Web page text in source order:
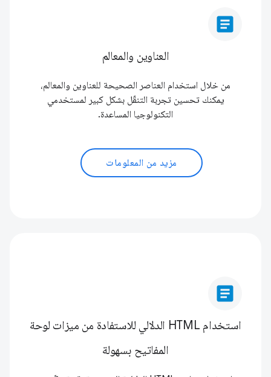
article
العناوين والمعالم
من خلال استخدام العناصر الصحيحة للعناوين والمعالم،
يمكنك تحسين تجربة التنقّل بشكل كبير لمستخدمي
التكنولوجيا المساعدة.
مزيد من المعلومات
article
استخدام HTML الدلالي للاستفادة من ميزات لوحة
المفاتيح بسهولة